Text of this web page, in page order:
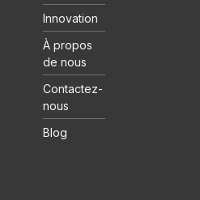
Innovation
À propos
de nous
Contactez-
nous
Blog